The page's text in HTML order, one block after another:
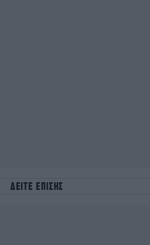
ΔΕΙΤΕ ΕΠΙΣΗΣ